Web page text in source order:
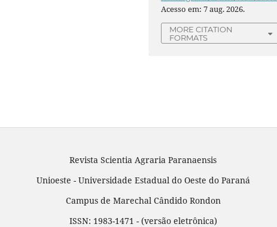
Acesso em: 7 aug. 2026.
MORE CITATION
FORMATS
Revista Scientia Agraria Paranaensis
Unioeste - Universidade Estadual do Oeste do Paraná
Campus de Marechal Cândido Rondon
ISSN: 1983-1471 - (versão eletrônica)